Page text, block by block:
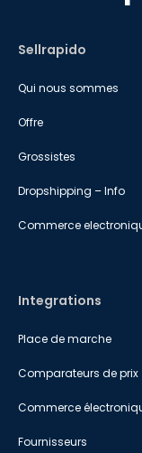
Sellrapido
Qui nous sommes
Offre
Grossistes
Dropshipping – Info
Commerce
Integrations
Place de marche
Comparateurs de prix
Commerce
Fournisseurs